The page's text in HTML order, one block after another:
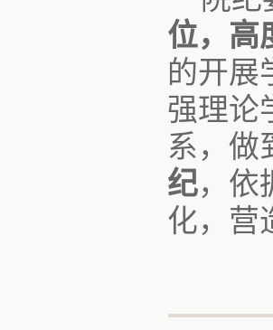
位，高
的开展
强理论
系，做
纪，依
化，营